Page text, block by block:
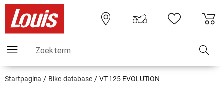
Zoekterm
Startpagina Bike-database VT 125 EVOLUTION